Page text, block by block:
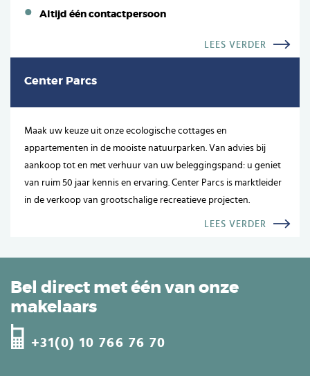
Altijd één contactpersoon
LEES VERDER
Center Parcs
Maak uw keuze uit onze ecologische cottages en
appartementen in de mooiste natuurparken. Van advies bij
aankoop tot en met verhuur van uw beleggingspand: u geniet
van ruim 50 jaar kennis en ervaring. Center Parcs is marktleider
in de verkoop van grootschalige recreatieve projecten.
LEES VERDER
Bel direct met één van onze
makelaars
+31(0) 10 766 76 70